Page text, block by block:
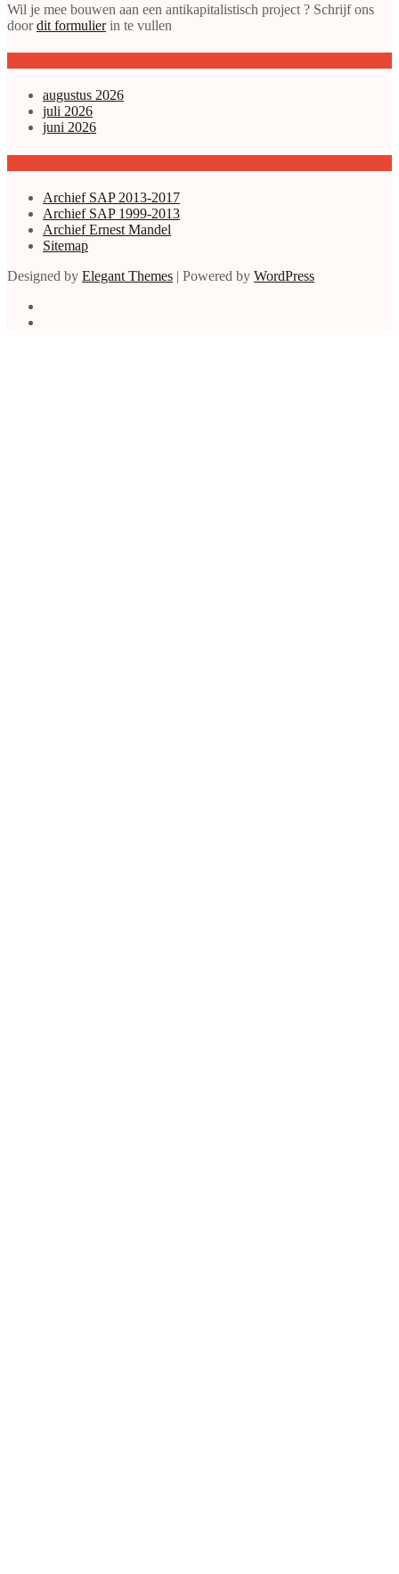
Wil je mee bouwen aan een antikapitalistisch project ? Schrijf ons
doordit formulierin te vullen
augustus 2026
juli 2026
juni 2026
Archief SAP 2013-2017
Archief SAP 1999-2013
Archief Ernest Mandel
Sitemap
Designed by Elegant Themes | Powered by WordPress